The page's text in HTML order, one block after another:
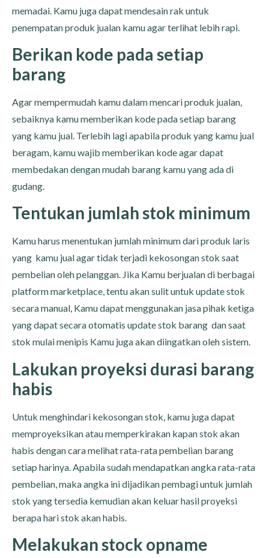
memadai. Kamu juga dapat mendesain rak untuk
penempatan produk jualan kamu agar terlihat lebih rapi.
Berikan kode pada setiap
barang
Agar mempermudah kamu dalam mencari produk jualan,
sebaiknya kamu memberikan kode pada setiap barang
yang kamu jual. Terlebih lagi apabila produk yang kamu jual
beragam, kamu wajib memberikan kode agar dapat
membedakan dengan mudah barang kamu yang ada di
gudang.
Tentukan jumlah stok minimum
Kamu harus menentukan jumlah minimum dari produk laris
yang kamu jual agar tidak terjadi kekosongan stok saat
pembelian oleh pelanggan. Jika Kamu berjualan di berbagai
platform marketplace, tentu akan sulit untuk update stok
secara manual, Kamu dapat menggunakan jasa pihak ketiga
yang dapat secara otomatis update stok barang dan saat
stok mulai menipis Kamu juga akan diingatkan oleh sistem.
Lakukan proyeksi durasi barang
habis
Untuk menghindari kekosongan stok, kamu juga dapat
memproyeksikan atau memperkirakan kapan stok akan
habis dengan cara melihat rata-rata pembelian barang
setiap harinya. Apabila sudah mendapatkan angka rata-rata
pembelian, maka angka ini dijadikan pembagi untuk jumlah
stok yang tersedia kemudian akan keluar hasil proyeksi
berapa hari stok akan habis.
Melakukan stock opname